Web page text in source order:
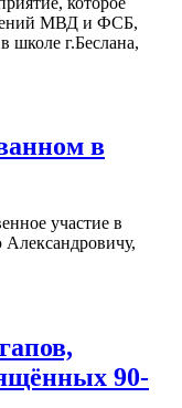
МВД и ФСБ,
школе г.Беслана,
в
участие в
90-